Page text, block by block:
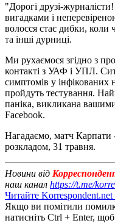
"Дорогі друзі-
вигадками і
волосся стає дибки, коли
та інші дурниці.
Ми рухаємося згідно з
контакті з УАФ і УПЛ.
симптомів у інфікованих
пройдуть тестування.
паніка, викликана
Facebook.
Нагадаємо, матч Карпати
розкладом, 31 травня.
Новини від
наш канал https://t.me/
Читайте
Якщо ви помітили
натисніть Ctrl + Enter,